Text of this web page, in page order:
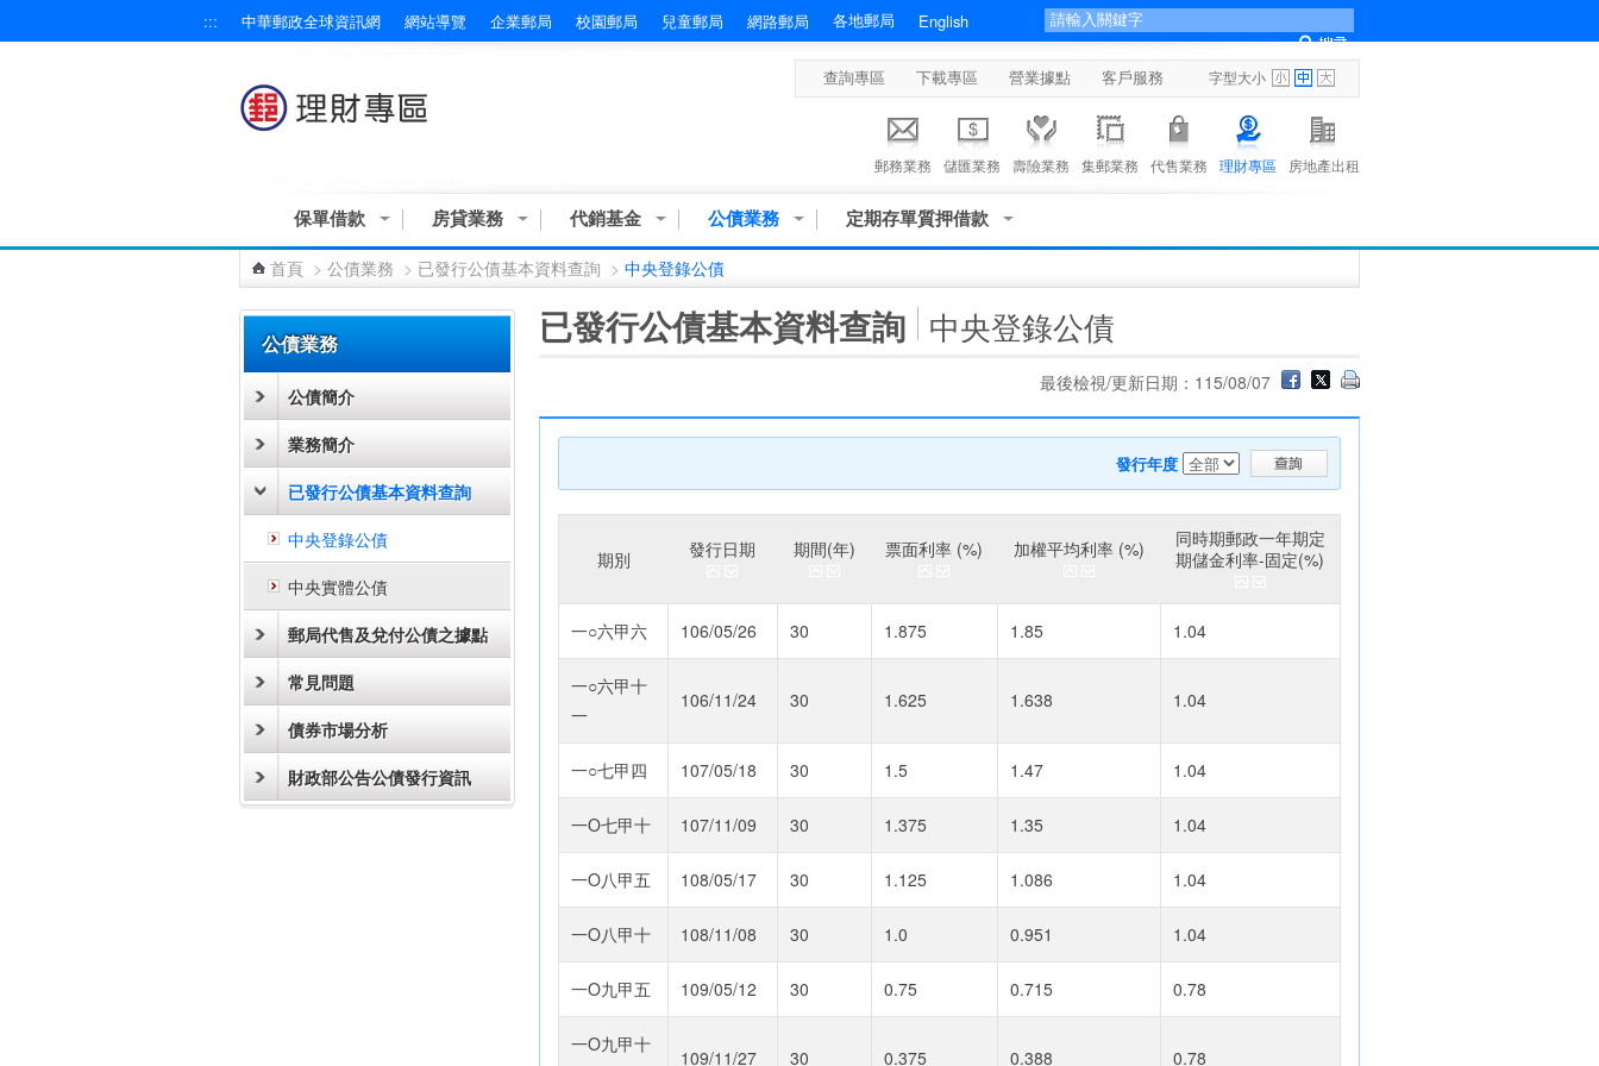
::: 中華郵政全球資訊網 網站導覽 企業郵局 校園郵局 兒童郵局 網路郵局 各地郵局 English
查詢專區 下載專區 營業據點 客戶服務 字型大小
郵務業務 儲匯業務 壽險業務 集郵業務 代售業務 理財專區 房地產出租
保單借款 房貸業務 代銷基金 公債業務 定期存單質押借款
首頁 > 公債業務 > 已發行公債基本資料查詢 > 中央登錄公債
公債業務
公債簡介
業務簡介
已發行公債基本資料查詢
中央登錄公債
中央實體公債
郵局代售及兌付公債之據點
常見問題
債券市場分析
財政部公告公債發行資訊
已發行公債基本資料查詢 中央登錄公債
最後檢視/更新日期：115/08/07
發行年度
期別 發行日期 期間(年) 票面利率 (%) 加權平均利率 (%)
同時期郵政一年期定
期儲金利率-固定(%)
一○六甲六 106/05/26 30 1.875 1.85 1.04
一○六甲十
一
106/11/24 30 1.625 1.638 1.04
一○七甲四 107/05/18 30 1.5 1.47 1.04
一O七甲十 107/11/09 30 1.375 1.35 1.04
一O八甲五 108/05/17 30 1.125 1.086 1.04
一O八甲十 108/11/08 30 1.0 0.951 1.04
一O九甲五 109/05/12 30 0.75 0.715 0.78
一O九甲十
109/11/27 30 0.375 0.388 0.78